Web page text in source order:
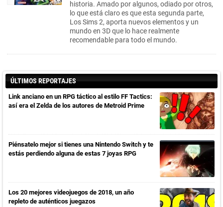
historia. Amado por algunos, odiado por otros,
lo que está claro es que esta segunda parte,
Los Sims 2, aporta nuevos elementos y un
mundo en 3D que lo hace realmente
recomendable para todo el mundo.
ÚLTIMOS REPORTAJES
Link anciano en un RPG táctico al estilo FF Tactics:
así era el Zelda de los autores de Metroid Prime
Piénsatelo mejor si tienes una Nintendo Switch y te
estás perdiendo alguna de estas 7 joyas RPG
Los 20 mejores videojuegos de 2018, un año
repleto de auténticos juegazos